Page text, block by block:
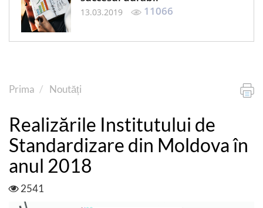
13.03.2019 11066
Prima Noutăți
Realizările Institutului de
Standardizare din Moldova în
anul 2018
2541